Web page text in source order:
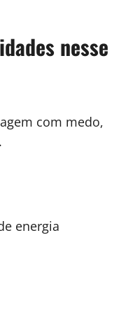
nesse
com medo,
energia